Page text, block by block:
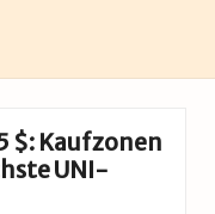
$: Kaufzonen
UNI-